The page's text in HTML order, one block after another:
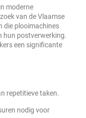
moderne
van de Vlaamse
die plooimachines
hun postverwerking.
een significante
repetitieve taken.
nodig voor